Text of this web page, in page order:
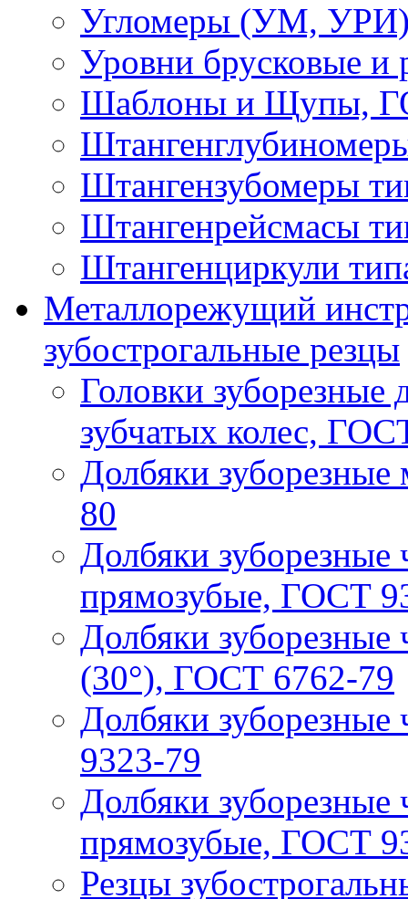
Угломеры (УМ,
Уровни брусковые
Шаблоны и Щупы,
Штангензубомеры
Штангенрейсмасы
Штангенциркули
Металлорежущий
зубострогальные резцы
Головки зуборезные
зубчатых колес,
Долбяки
80
Долбяки зуборезные
прямозубые, ГОСТ
Долбяки зуборезные
(30°), ГОСТ 6762-79
Долбяки
9323-79
Долбяки
прямозубые, ГОСТ
Резцы